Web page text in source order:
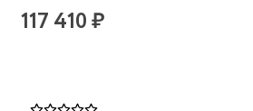
117 410 ₽